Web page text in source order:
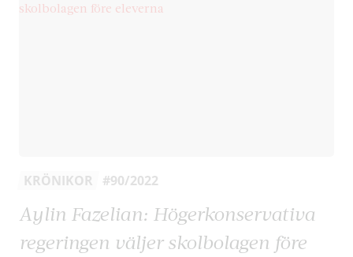
KRÖNIKOR #90/2022
Aylin Fazelian: Högerkonservativa
regeringen väljer skolbolagen före